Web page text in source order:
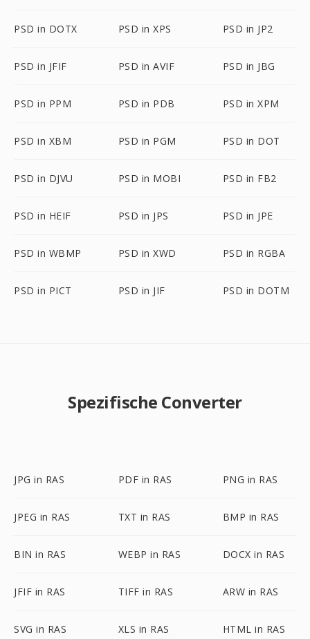
PSD in DOTX PSD in XPS PSD in JP2
PSD in JFIF PSD in AVIF PSD in JBG
PSD in PPM PSD in PDB PSD in XPM
PSD in XBM PSD in PGM PSD in DOT
PSD in DJVU PSD in MOBI PSD in FB2
PSD in HEIF PSD in JPS PSD in JPE
PSD in WBMP PSD in XWD PSD in RGBA
PSD in PICT PSD in JIF PSD in DOTM
Spezifische Converter
JPG in RAS PDF in RAS PNG in RAS
JPEG in RAS TXT in RAS BMP in RAS
BIN in RAS WEBP in RAS DOCX in RAS
JFIF in RAS TIFF in RAS ARW in RAS
SVG in RAS XLS in RAS HTML in RAS